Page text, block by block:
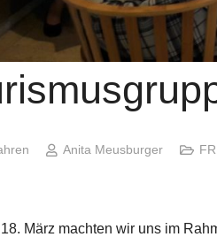
Anita Meusburger
März machten wir uns im